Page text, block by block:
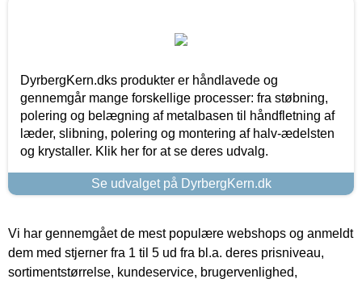
DyrbergKern.dks produkter er håndlavede og
gennemgår mange forskellige processer: fra støbning,
polering og belægning af metalbasen til håndfletning af
læder, slibning, polering og montering af halv-ædelsten
og krystaller. Klik her for at se deres udvalg.
Se udvalget på DyrbergKern.dk
Vi har gennemgået de mest populære webshops og anmeldt
dem med stjerner fra 1 til 5 ud fra bl.a. deres prisniveau,
sortimentstørrelse, kundeservice, brugervenlighed,